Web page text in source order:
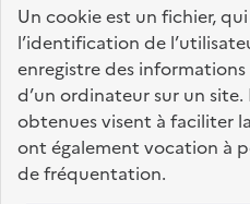
Un cookie est un fichier,
l’identification de
enregistre des
d’un ordinateur sur un site.
obtenues visent à faciliter
ont également vocation à
de fréquentation.
En ligne depuis le 21
Ajouter aux favoris :
Précédent